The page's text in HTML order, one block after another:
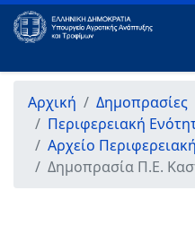
Αρχική
Δημοπρασίες
Περιφερειακή
Αρχείο
Δημοπρασία Π.Ε.